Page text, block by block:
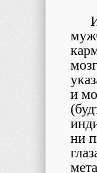
и
ни